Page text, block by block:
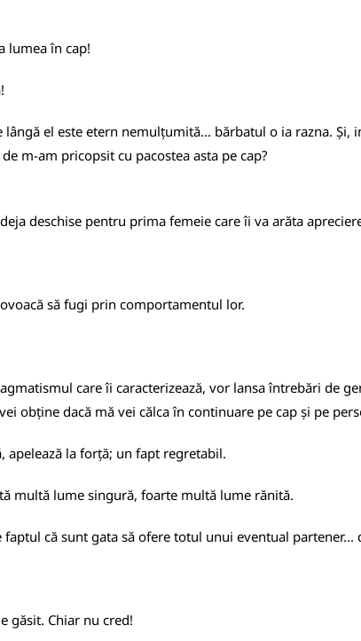
lumea în cap!
el este etern nemulțumită... bărbatul o ia razna. Și,
m-am pricopsit cu pacostea asta pe cap?
deschise pentru prima femeie care îi va arăta
să fugi prin comportamentul lor.
care îi caracterizează, vor lansa întrebări de
obține dacă mă vei călca în continuare pe cap și pe
apelează la forță; un fapt regretabil.
multă lume singură, foarte multă lume rănită.
că sunt gata să ofere totul unui eventual partener...
găsit. Chiar nu cred!